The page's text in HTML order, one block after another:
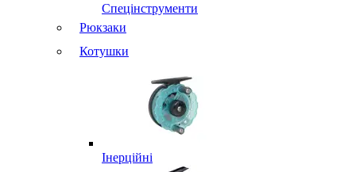
Спецінструменти
Рюкзаки
Котушки
Інерційні